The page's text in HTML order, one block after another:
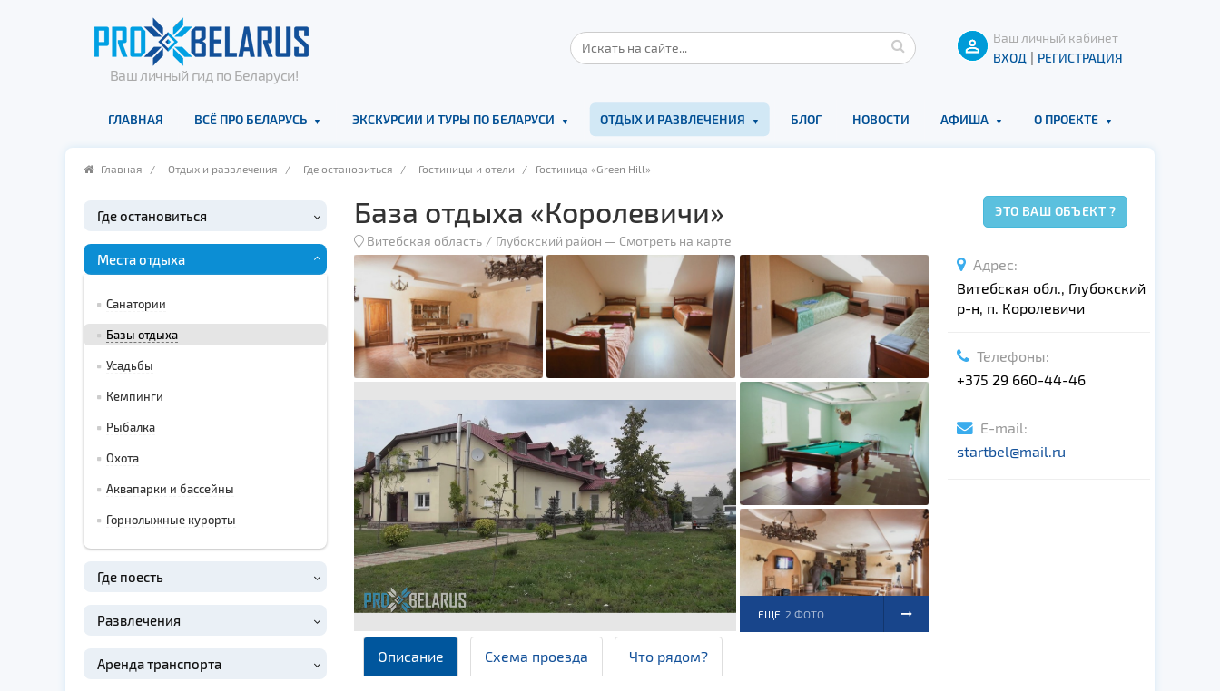
Ваш личный гид по Беларуси!
Ваш личный кабинет
ВХОД | РЕГИСТРАЦИЯ
ГЛАВНАЯ ВСЁ ПРО БЕЛАРУСЬ ЭКСКУРСИИ И ТУРЫ ПО БЕЛАРУСИ ОТДЫХ И РАЗВЛЕЧЕНИЯ БЛОГ НОВОСТИ АФИША О ПРОЕКТЕ
Главная / Отдых и развлечения / Где остановиться / Гостиницы и отели / Гостиница «Green Hill»
Где остановиться
Места отдыха
Санатории
Базы отдыха
Усадьбы
Кемпинги
Рыбалка
Охота
Аквапарки и бассейны
Горнолыжные курорты
Где поесть
Развлечения
Аренда транспорта
ЭТО ВАШ ОБЪЕКТ ?
База отдыха «Королевичи»
Витебская область Глубокский район — Смотреть на карте
ЕЩЕ 2 ФОТО
Адрес:
Витебская обл., Глубокский
р-н, п. Королевичи
Телефоны:
+375 29 660-44-46
E-mail:
startbel@mail.ru
Описание Схема проезда Что рядом?